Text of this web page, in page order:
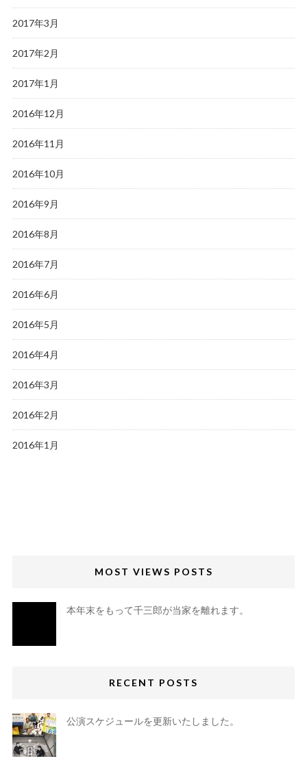
2017年3月
2017年2月
2017年1月
2016年12月
2016年11月
2016年10月
2016年9月
2016年8月
2016年7月
2016年6月
2016年5月
2016年4月
2016年3月
2016年2月
2016年1月
MOST VIEWS POSTS
本年末をもって千三郎が当家を離れます。
RECENT POSTS
公演スケジュールを更新いたしました。